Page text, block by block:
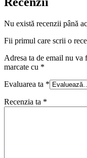
Nu există recenzii până
Fii primul care scrii o
Adresa ta de email nu va
marcate cu *
Evaluarea ta *
Recenzia ta *